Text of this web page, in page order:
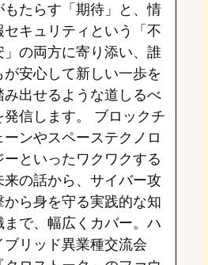
もたらす「期待」と、情
セキュリティという「不
」の両方に寄り添い、誰
が安心して新しい一歩を
み出せるような道しるべ
発信します。 ブロックチ
ーンやスペーステクノロ
ーといったワクワクする
来の話から、サイバー攻
から身を守る実践的な知
まで、幅広くカバー。ハ
ブリッド異業種交流会